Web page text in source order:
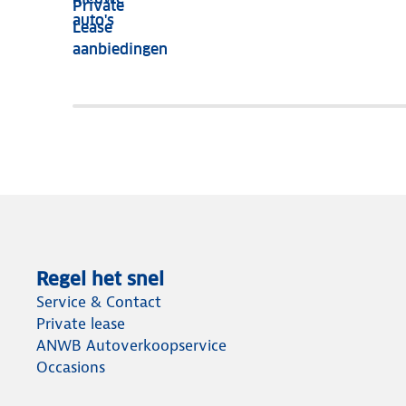
Private
Lease
aanbiedingen
nog
het
terug
auto's
Regel het snel
Service & Contact
Private lease
ANWB Autoverkoopservice
Occasions